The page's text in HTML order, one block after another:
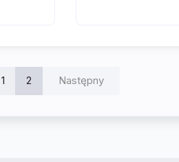
1 2 Następny